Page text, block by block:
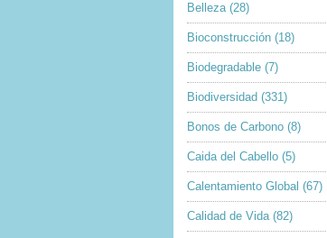
Belleza (28)
Bioconstrucción (18)
Biodegradable (7)
Biodiversidad (331)
Bonos de Carbono (8)
Caida del Cabello (5)
Calentamiento Global (67)
Calidad de Vida (82)